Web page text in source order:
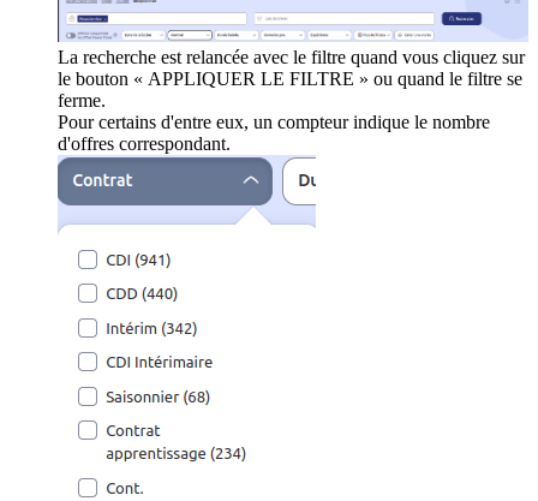
La recherche est relancée avec le filtre quand vous cliquez sur
le bouton « APPLIQUER LE FILTRE » ou quand le filtre se
ferme.
Pour certains d'entre eux, un compteur indique le nombre
d'offres correspondant.